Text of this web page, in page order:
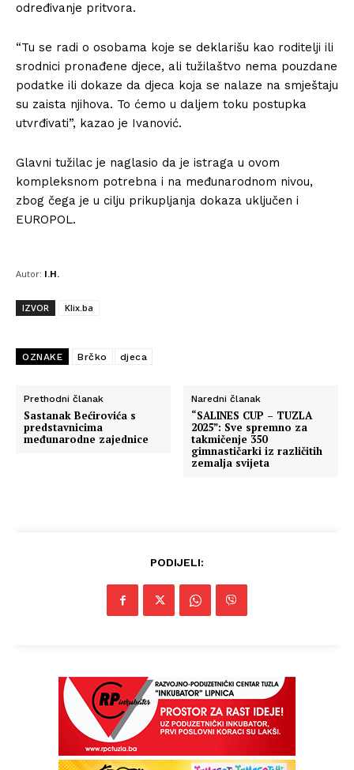
određivanje pritvora.
“Tu se radi o osobama koje se deklarišu kao roditelji ili
srodnici pronađene djece, ali tužilaštvo nema pouzdane
podatke ili dokaze da djeca koja se nalaze na smještaju
su zaista njihova. To ćemo u daljem toku postupka
utvrđivati”, kazao je Ivanović.
Glavni tužilac je naglasio da je istraga u ovom
kompleksnom potrebna i na međunarodnom nivou,
zbog čega je u cilju prikupljanja dokaza uključen i
EUROPOL.
Autor: I.H.
IZVOR Klix.ba
OZNAKE Brčko djeca
Prethodni članak
Sastanak Bećirovića s
predstavnicima
međunarodne zajednice
Naredni članak
“SALINES CUP – TUZLA
2025”: Sve spremno za
takmičenje 350
gimnastičarki iz različitih
zemalja svijeta
PODIJELI: